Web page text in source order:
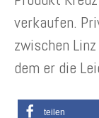
verkaufen.
zwischen
dem er die
teilen